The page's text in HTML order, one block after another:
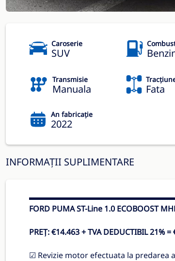
Caroserie
SUV
Transmisie
Manuala Fata
An fabricație
2022
INFORMAȚII SUPLIMENTARE
FORD PUMA ST-Line 1.0 ECOBOOST
PREȚ: €14.463 + TVA DEDUCTIBIL 21% =
☑ Revizie motor efectuata la predarea